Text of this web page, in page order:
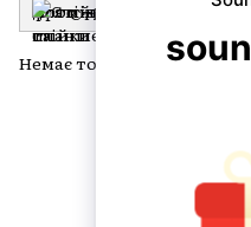
Стійки та тримачі
Немає товарів